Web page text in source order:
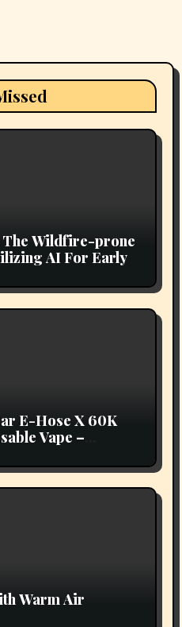
The Wildfire-prone
AI For Early
E-Hose X 60K
Vape –
Warm Air